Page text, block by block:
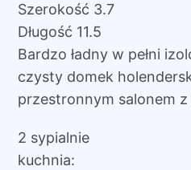
Szerokość 3.7
Długość 11.5
Bardzo ładny w pełni
czysty domek
przestronnym salonem
2 sypialnie
kuchnia: